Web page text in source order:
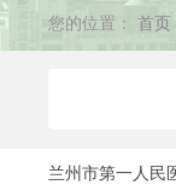
您的位置： 首页
兰州市第一人民